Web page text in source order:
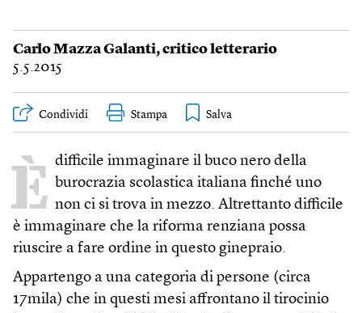
Carlo Mazza Galanti, critico letterario
5.5.2015
Condividi Stampa
È difficile immaginare il buco nero della
burocrazia scolastica italiana finché uno
non ci si trova in mezzo. Altrettanto difficile
è immaginare che la riforma renziana possa
riuscire a fare ordine in questo ginepraio.
Appartengo a una categoria di persone (circa
17mila) che in questi mesi affrontano il tirocinio